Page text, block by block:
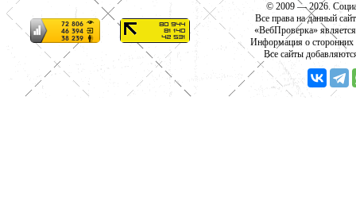
© 2009 — 2026.
Все права на данный
«ВебПроверка»
Информация о сторонних
Все сайты